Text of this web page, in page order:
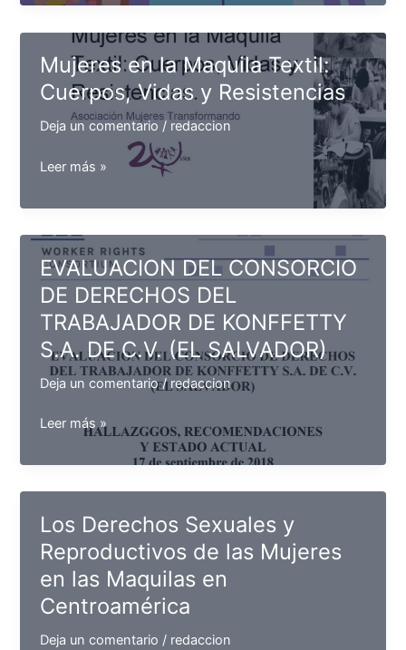
empresariales
de
Corresponsabilidad
los
Cuidados
Mujeres en la Maquila Textil:
Cuerpos, Vidas y Resistencias
Deja un comentario / redaccion
Mujeres
la
Maquila
Textil:
Cuerpos,
Vidas
y
Resistencias
Leer más »
EVALUACION DEL CONSORCIO
DE DERECHOS DEL
TRABAJADOR DE KONFFETTY
S.A. DE C.V. (EL SALVADOR)
Deja un comentario /redaccion
EVALUACION
CONSORCIO
DE
DEL
TRABAJADOR
DE
KONFFETTY
S.A.
DE
Leer más »
Los Derechos Sexuales y
Reproductivos de las Mujeres
en las Maquilas en
Centroamérica
Deja un comentario / redaccion